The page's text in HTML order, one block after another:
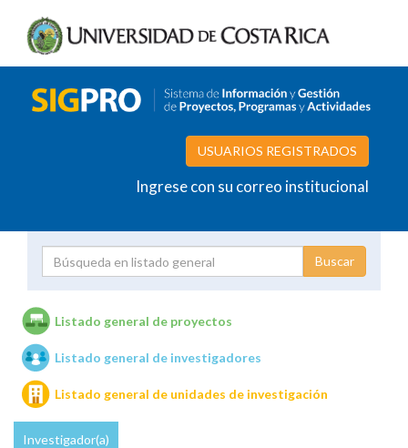
USUARIOS REGISTRADOS
Ingrese con su correo institucional
Unidades de investigación
Listado general de proyectos
Listado general de investigadores
Listado general de unidades de investigación
Investigador(a)